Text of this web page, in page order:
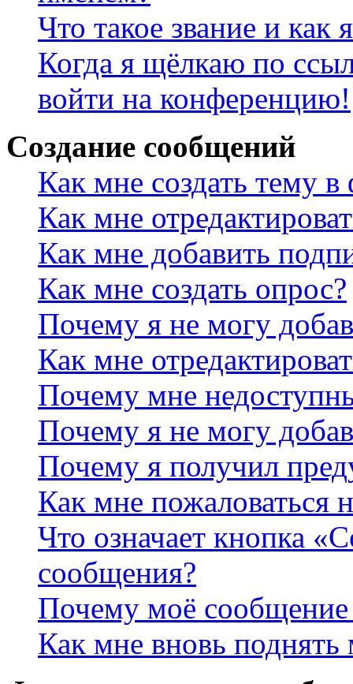
Что такое звание и как
Когда я щёлкаю по
войти на конференцию!
Создание сообщений
Как мне создать тему
Как мне
Как мне добавить
Как мне создать опрос?
Почему я не могу
Как мне
Почему мне
Почему я не могу
Почему я получил
Как мне пожаловаться
Что означает кнопка
сообщения?
Почему моё сообщение
Как мне вновь